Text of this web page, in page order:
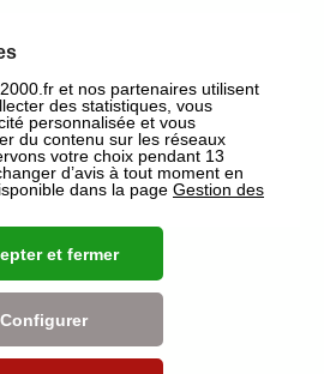
particuliers
permis,
nous avons
et nos partenaires utilisent
des statistiques, vous
personnalisée et vous
du contenu sur les réseaux
votre choix pendant 13
d’avis à tout moment en
dans la page Gestion des
Configurer
et fermer